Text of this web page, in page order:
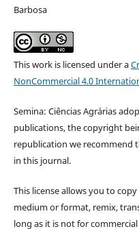
Barbosa
This work is licensed under a
NonCommercial 4.0
Semina: Ciências Agrárias
publications, the copyright
republication we recommend
in this journal.
This license allows you to
medium or format, remix,
long as it is not for